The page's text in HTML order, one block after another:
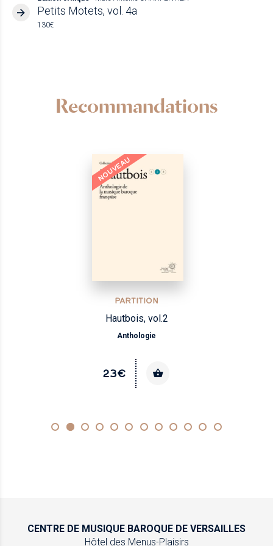
Petits Motets, vol. 4a
130€
Recommandations
NOUVEAU
PARTITION
Hautbois, vol.2
Anthologie
23€
CENTRE DE MUSIQUE BAROQUE DE VERSAILLES
Hôtel des Menus-Plaisirs